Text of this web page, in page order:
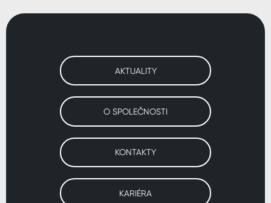
AKTUALITY
O SPOLEČNOSTI
KONTAKTY
KARIÉRA